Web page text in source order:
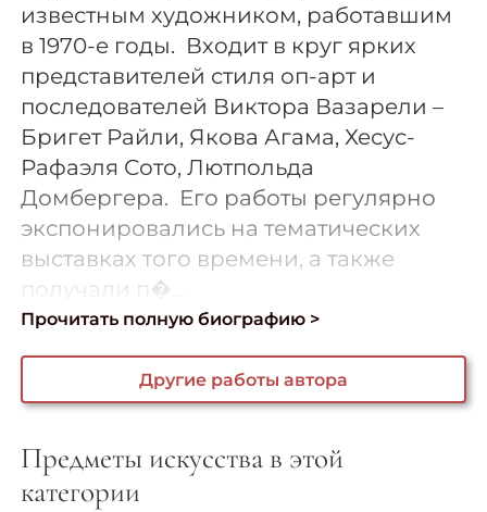
известным художником, работавшим
в 1970-е годы. Входит в круг ярких
представителей стиля оп-арт и
последователей Виктора Вазарели –
Бригет Райли, Якова Агама, Хесус-
Рафаэля Сото, Лютпольда
Домбергера. Его работы регулярно
экспонировались на тематических
выставках того времени, а также
получали п�...
Прочитать полную биографию >
Другие работы автора
Предметы искусства в этой
категории